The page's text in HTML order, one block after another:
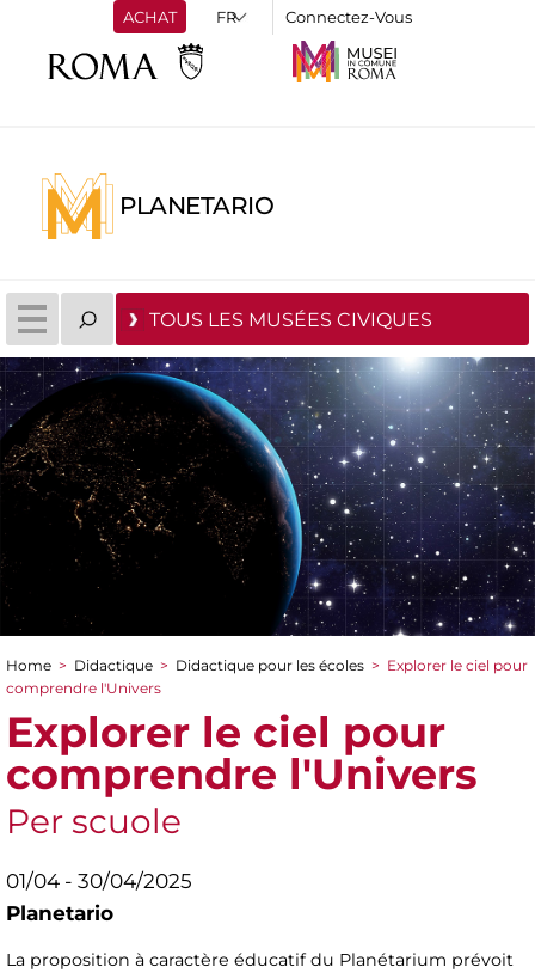
ACHAT Connectez-Vous
PLANETARIO
TOUS LES MUSÉES CIVIQUES
You are here
Home > Didactique > Didactique pour les écoles > Explorer le ciel pour
comprendre l'Univers
Explorer le ciel pour
comprendre l'Univers
Per scuole
01/04 - 30/04/2025
Planetario
La proposition à caractère éducatif du Planétarium prévoit